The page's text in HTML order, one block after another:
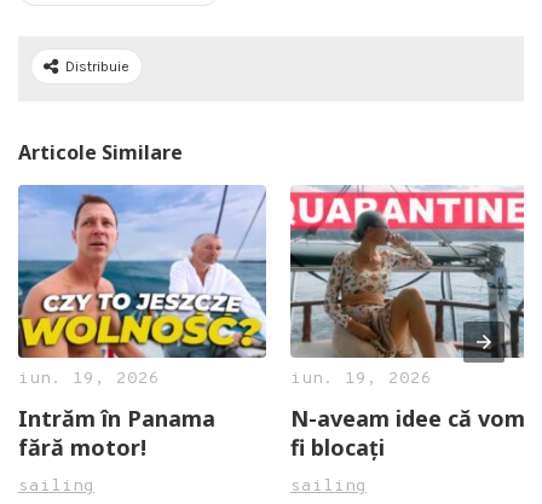
Distribuie
Articole Similare
iun. 19, 2026
Intrăm în Panama
fără motor!
sailing
iun. 19, 2026
N-aveam idee că vom
fi blocați
sailing